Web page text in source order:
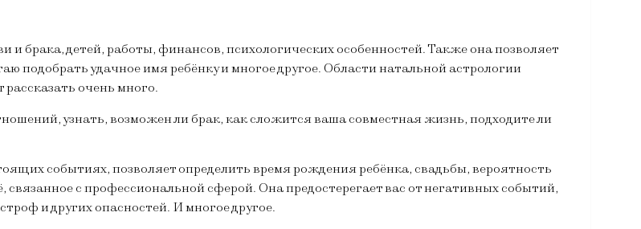
и брака, детей, работы, финансов, психологических особенностей. Также она позволяет
подобрать удачное имя ребёнку и многое другое. Области натальной астрологии
очень много.
узнать, возможен ли брак, как сложится ваша совместная жизнь, подходите ли
событиях, позволяет определить время рождения ребёнка, свадьбы, вероятность
с профессиональной сферой. Она предостерегает вас от негативных событий,
и других опасностей. И многое другое.